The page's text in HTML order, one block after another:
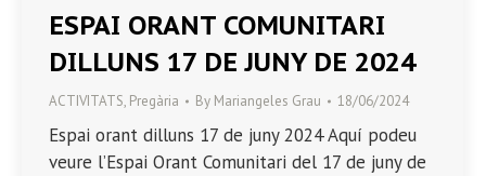
ESPAI ORANT COMUNITARI
DILLUNS 17 DE JUNY DE 2024
ACTIVITATS, Pregària By Mariangeles Grau 18/06/2024
Espai orant dilluns 17 de juny 2024 Aquí podeu
veure l’Espai Orant Comunitari del 17 de juny de